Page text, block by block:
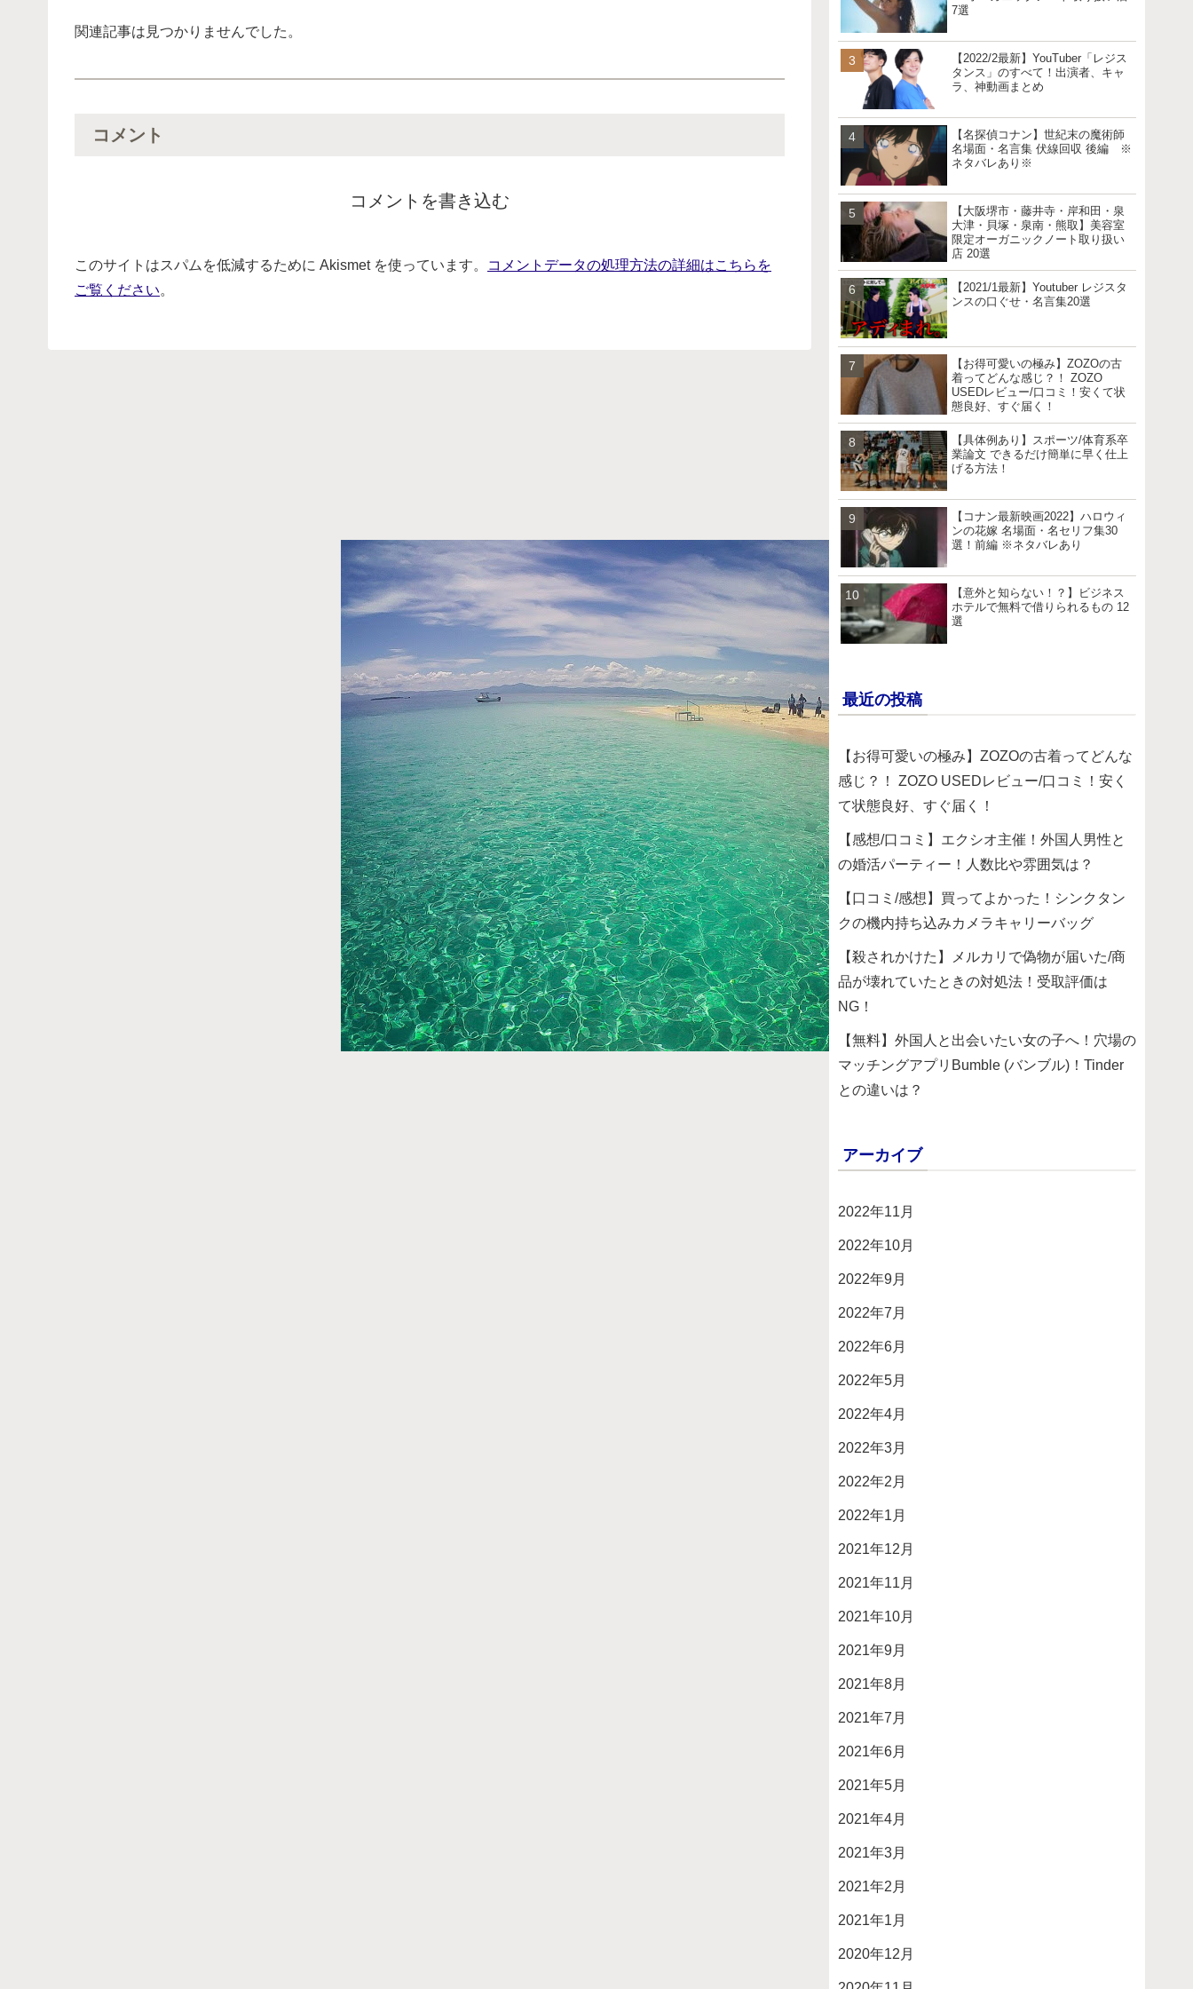
関連記事は見つかりませんでした。
コメント
コメントを書き込む
このサイトはスパムを低減するために Akismet を使っています。
コメントデータの処理方法の詳細はこちらを
ご覧ください。
7選
【2022/2最新】YouTuber「レジス
タンス」のすべて！出演者、キャ
ラ、神動画まとめ
【名探偵コナン】世紀末の魔術師
名場面・名言集 伏線回収 後編 ※
ネタバレあり※
【大阪堺市・藤井寺・岸和田・泉
大津・貝塚・泉南・熊取】美容室
限定オーガニックノート取り扱い
店 20選
【2021/1最新】Youtuber レジスタ
ンスの口ぐせ・名言集20選
【お得可愛いの極み】ZOZOの古
着ってどんな感じ？！ ZOZO
USEDレビュー/口コミ！安くて状
態良好、すぐ届く！
【具体例あり】スポーツ/体育系卒
業論文 できるだけ簡単に早く仕上
げる方法！
【コナン最新映画2022】ハロウィ
ンの花嫁 名場面・名セリフ集30
選！前編 ※ネタバレあり
【意外と知らない！？】ビジネス
ホテルで無料で借りられるもの 12
選
最近の投稿
【お得可愛いの極み】ZOZOの古着ってどんな
感じ？！ ZOZO USEDレビュー/口コミ！安く
て状態良好、すぐ届く！
【感想/口コミ】エクシオ主催！外国人男性と
の婚活パーティー！人数比や雰囲気は？
【口コミ/感想】買ってよかった！シンクタン
クの機内持ち込みカメラキャリーバッグ
【殺されかけた】メルカリで偽物が届いた/商
品が壊れていたときの対処法！受取評価は
NG！
【無料】外国人と出会いたい女の子へ！穴場の
マッチングアプリBumble (バンブル)！Tinder
との違いは？
アーカイブ
2022年11月
2022年10月
2022年9月
2022年7月
2022年6月
2022年5月
2022年4月
2022年3月
2022年2月
2022年1月
2021年12月
2021年11月
2021年10月
2021年9月
2021年8月
2021年7月
2021年6月
2021年5月
2021年4月
2021年3月
2021年2月
2021年1月
2020年12月